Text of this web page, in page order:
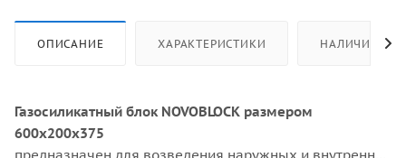
ОПИСАНИЕ ХАРАКТЕРИСТИКИ НАЛИЧИЕ
Газосиликатный блок NOVOBLOCK размером
600х200х375